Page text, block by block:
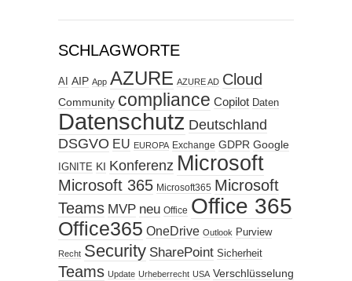
SCHLAGWORTE
AI AIP App AZURE AZURE AD Cloud
Community compliance Copilot Daten
Datenschutz Deutschland
DSGVO EU EUROPA Exchange GDPR Google
IGNITE KI Konferenz Microsoft
Microsoft 365 Microsoft365 Microsoft
Teams MVP neu Office Office 365
Office365 OneDrive Outlook Purview
Recht Security SharePoint Sicherheit
Teams Update Urheberrecht USA Verschlüsselung